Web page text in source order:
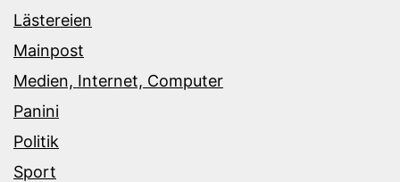
Lästereien
Mainpost
Medien, Internet, Computer
Panini
Politik
Sport